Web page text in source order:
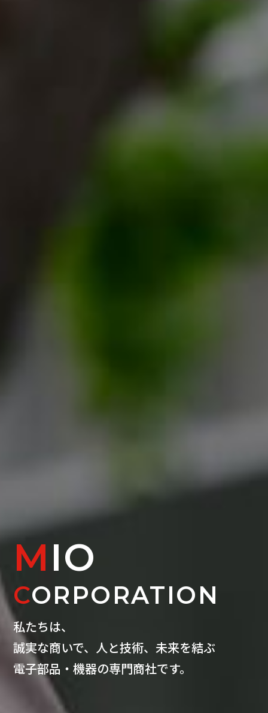
MIO
CORPORATION
私たちは、
誠実な商いで、人と技術、未来を結ぶ
電子部品・機器の専門商社です。